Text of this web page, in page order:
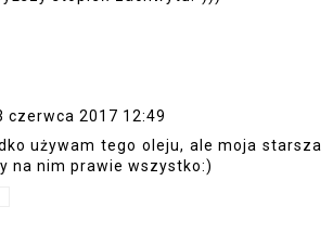
czerwca 2017 12:49
używam tego oleju, ale moja starsza
na nim prawie wszystko:)